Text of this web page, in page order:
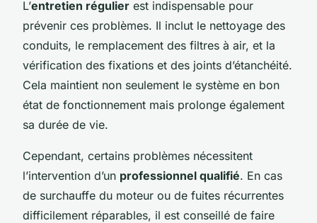
L’entretien régulier est indispensable pour
prévenir ces problèmes. Il inclut le nettoyage des
conduits, le remplacement des filtres à air, et la
vérification des fixations et des joints d’étanchéité.
Cela maintient non seulement le système en bon
état de fonctionnement mais prolonge également
sa durée de vie.
Cependant, certains problèmes nécessitent
l’intervention d’un professionnel qualifié. En cas
de surchauffe du moteur ou de fuites récurrentes
difficilement réparables, il est conseillé de faire